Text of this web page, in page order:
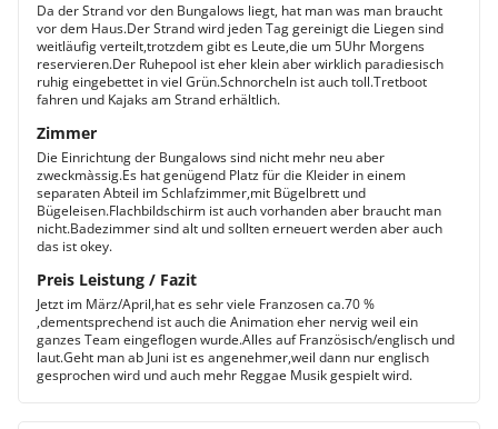
Da der Strand vor den Bungalows liegt, hat man was man braucht
vor dem Haus.Der Strand wird jeden Tag gereinigt die Liegen sind
weitläufig verteilt,trotzdem gibt es Leute,die um 5Uhr Morgens
reservieren.Der Ruhepool ist eher klein aber wirklich paradiesisch
ruhig eingebettet in viel Grün.Schnorcheln ist auch toll.Tretboot
fahren und Kajaks am Strand erhältlich.
Zimmer
Die Einrichtung der Bungalows sind nicht mehr neu aber
zweckmàssig.Es hat genügend Platz für die Kleider in einem
separaten Abteil im Schlafzimmer,mit Bügelbrett und
Bügeleisen.Flachbildschirm ist auch vorhanden aber braucht man
nicht.Badezimmer sind alt und sollten erneuert werden aber auch
das ist okey.
Preis Leistung / Fazit
Jetzt im März/April,hat es sehr viele Franzosen ca.70 %
,dementsprechend ist auch die Animation eher nervig weil ein
ganzes Team eingeflogen wurde.Alles auf Französisch/englisch und
laut.Geht man ab Juni ist es angenehmer,weil dann nur englisch
gesprochen wird und auch mehr Reggae Musik gespielt wird.